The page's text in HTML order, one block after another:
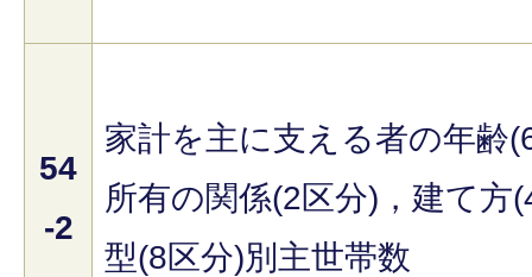
54
-2
家計を主に支える者の年齢
所有の関係(2区分)，建て方
型(8区分)別主世帯数